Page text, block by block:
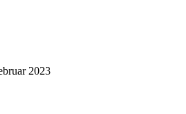
2023